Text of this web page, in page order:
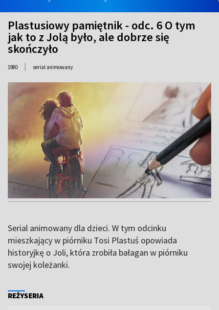
Plastusiowy pamiętnik - odc. 6 O tym
jak to z Jolą było, ale dobrze się
skończyło
1980 | serial animowany
Serial animowany dla dzieci. W tym odcinku
mieszkający w piórniku Tosi Plastuś opowiada
historyjkę o Joli, która zrobiła bałagan w piórniku
swojej koleżanki.
REŻYSERIA